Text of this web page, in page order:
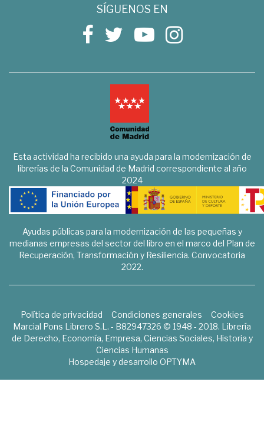
SÍGUENOS EN
Esta actividad ha recibido una ayuda para la modernización de
librerías de la Comunidad de Madrid correspondiente al año
2024
Ayudas públicas para la modernización de las pequeñas y
medianas empresas del sector del libro en el marco del Plan de
Recuperación, Transformación y Resiliencia. Convocatoria
2022.
Política de privacidad Condiciones generales
Cookies
Marcial Pons Librero S.L. - B82947326 © 1948 - 2018. Librería
de Derecho, Economía, Empresa, Ciencias Sociales, Historia y
Ciencias Humanas
Hospedaje y desarrollo OPTYMA